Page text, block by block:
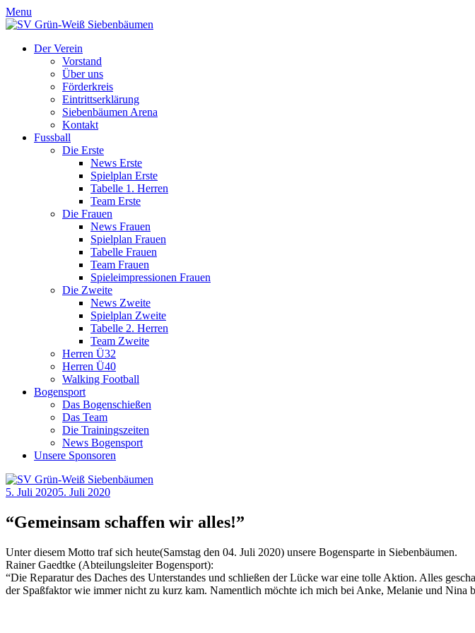
Menu
Der Verein
Vorstand
Über uns
Förderkreis
Eintrittserklärung
Siebenbäumen Arena
Kontakt
Fussball
Die Erste
News Erste
Spielplan Erste
Tabelle 1. Herren
Team Erste
Die Frauen
News Frauen
Spielplan Frauen
Tabelle Frauen
Team Frauen
Spieleimpressionen Frauen
Die Zweite
News Zweite
Spielplan Zweite
Tabelle 2. Herren
Team Zweite
Herren Ü32
Herren Ü40
Walking Football
Bogensport
Das Bogenschießen
Das Team
Die Trainingszeiten
News Bogensport
Unsere Sponsoren
5. Juli 20205. Juli 2020
“Gemeinsam schaffen wir alles!”
Unter diesem Motto traf sich heute(Samstag den 04. Juli 2020) unsere Bogensparte in Siebenbäumen.
Rainer Gaedtke (Abteilungsleiter Bogensport):
“Die Reparatur des Daches des Unterstandes und schließen der Lücke war eine tolle Aktion. Alles
der Spaßfaktor wie immer nicht zu kurz kam. Namentlich möchte ich mich bei Anke, Melanie und Nina